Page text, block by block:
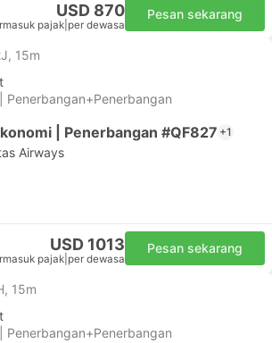
USD 870
pajak per dewasa
Pesan sekarang
15m
Penerbangan+Penerbangan
| Penerbangan #QF827 +1
Airways
USD 1013
pajak per dewasa
Pesan sekarang
15m
Penerbangan+Penerbangan